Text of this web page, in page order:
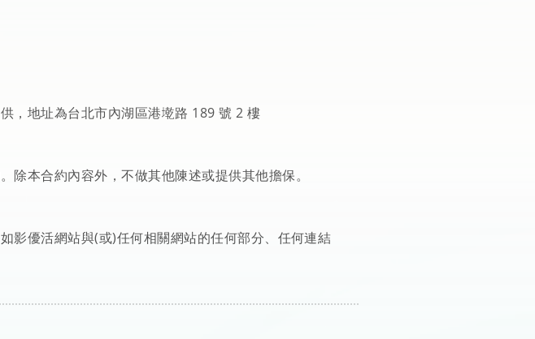
，地址為台北市內湖區港墘路 189 號 2 樓
本合約內容外，不做其他陳述或提供其他擔保。
影優活網站與(或)任何相關網站的任何部分、任何連結